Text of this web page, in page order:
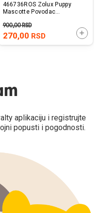
U KORPU
466736ROS Zolux Puppy
Mascotte Povodac
270,00 RSD
900,00RSD
aplikaciju i registrujte
popusti i pogodnosti.